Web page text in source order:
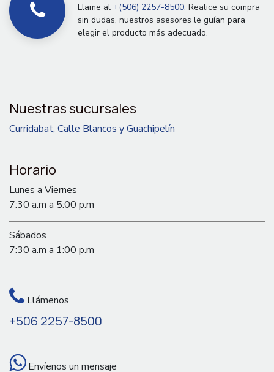
Llame al +(506) 2257-8500. Realice su compra
sin dudas, nuestros asesores le guían para
elegir el producto más adecuado.
Nuestras sucursales
Curridabat, Calle Blancos y Guachipelín
Horario
Lunes a Viernes
7:30 a.m a 5:00 p.m
Sábados
7:30 a.m a 1:00 p.m
Llámenos
+506 2257-8500
Envíenos un mensaje